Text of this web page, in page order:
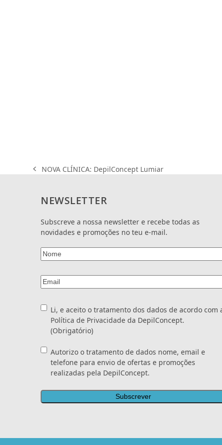
previous
NOVA CLÍNICA: DepilConcept Lumiar
NEWSLETTER
Subscreve a nossa newsletter e recebe todas as
novidades e promoções no teu e-mail.
Nome(Obrigatório)
Email(Obrigatório)
Consentimento(Obrigatório)
Li, e aceito o tratamento dos dados de acordo com
Política de Privacidade da DepilConcept.
(Obrigatório)
Consentimento
Autorizo o tratamento de dados nome, email e
telefone para envio de ofertas e promoções
realizadas pela DepilConcept.